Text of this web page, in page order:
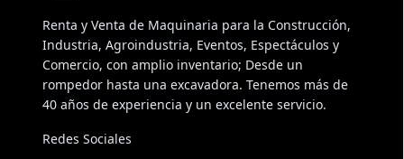
Renta y Venta de Maquinaria para la Construcción,
Industria, Agroindustria, Eventos, Espectáculos y
Comercio, con amplio inventario; Desde un
rompedor hasta una excavadora. Tenemos más de
40 años de experiencia y un excelente servicio.
Redes Sociales